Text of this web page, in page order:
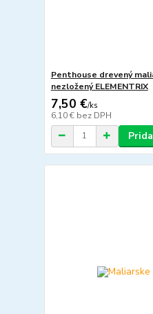
Penthouse drevený
nezložený ELEMENTRIX
7,50 €/ks
6,10 € bez DPH